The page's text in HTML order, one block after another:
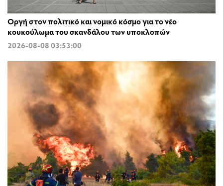
Οργή στον πολιτικό και νομικό κόσμο για το νέο
κουκούλωμα του σκανδάλου των υποκλοπών
2026-08-08 03:53:00